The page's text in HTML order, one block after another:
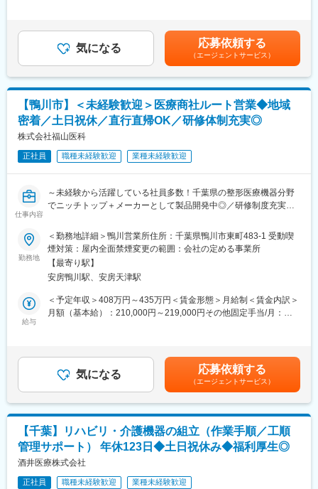
営業組織全体で約70名です。20代・30代の割合が約53％。旭営業
所は8名が在籍。
※営業職の多くが異業種からの転職者です。入社後の研修と現場で
のサポート体制により、着実に専門知識を身につけて活躍してい
ます。
■研修体制について
ご入社後はOJTや研修を通して、3年を目安に独り立ち頂きます。
社内研修では、３段階に研修内容を分け、やれることや覚えるこ
とを徐々に増やしていくという形をとっています。ステップが1つ
きません。
絶対に止めない」責任感や使命をもって、社会貢献頂けます。
＜具体的には・・＞
・病院へ医療機器の納品作業
・手術後に使用しなかった機器の回収
・手術内容や患者さんに合わせた機器の提案 等
・メーカーに連絡して使用予定の機器の手配
・機器返却のための梱包・配送
※担当施設数は、大きい病院の場合は1施設程、中小規模であれば
2~4施設を担当
■研修体制について
入社後は約3年の育成期間を設けていますので、営業未経験の方で
も安心してチャレンジできる環境です◎
ていくステップアップ制度をとっています。ステップが1つ上がる
ごとに、営業能力手当を１万円付与（最大３万円）しています。
千葉本社は25名が在籍。（営業全体で約70名在籍）
20代・30代の割合が過半数を占めています。
■働き方
定時は9時～18時です。業務に合わせて自由度高く働いていま
す。9時から病院内での業務を開始することができるよう8:30に出
勤し、17時半に退社するスタッフが多いです。
※直行直帰も可能で、社用車を貸与いたします。
※残業時間は月20時間以内のスタッフが多く、プライベートと両
立頂きながら勤務可能です。
無＞有＜残業手当＞有＜給与補足＞■賞与：年2回（3か月分※実績
次第）■昇給：有 賃金はあくまでも目安の金額であり、選考を通
じて上下する可能性があります。月給(月額)は固定手当を含めた表
記です。
気になる 応募依頼する
（エージェントサービス）
【鴨川市】＜未経験歓迎＞医療商社ルート営業◆地域
密着／土日祝休／直行直帰OK／研修体制充実◎
株式会社福山医科
正社員 職種未経験歓迎 業種未経験歓迎
仕事内容
～未経験から活躍している社員多数！千葉県の整形医療機器分野
でニッチトップ＋メーカーとして製品開発中◎／研修制度充実／
■業務概要
すでにお取引がある病院に対して、手術の器具を届けるルート営
業です。
社内には未経験から入社している人が多く、
医師や患者様を間接的に助けることができやりがいを感じること
ができるお仕事です。
ドクターお一人おひとりにしっかり寄り添い、長くお付き合いで
標値として数値を掲げています。
■詳細
担当施設数は、大きい病院の場合は1施設程、中小規模であれば
2~4施設を担当頂きます。手術への立ち合いは発生しません。
＜院内業務＞
・納品作業
・手術のオーダーに合わせたドクターと打ち合わせ
勤務地
＜勤務地詳細＞鴨川営業所住所：千葉県鴨川市東町483-1 受動喫
煙対策：屋内全面禁煙変更の範囲：会社の定める事業所
【最寄り駅】
安房鴨川駅、安房天津駅
給与
＜予定年収＞408万円～435万円＜賃金形態＞月給制＜賃金内訳＞
月額（基本給）：210,000円～219,000円その他固定手当/月：
無＞有＜残業手当＞有＜給与補足＞■賞与：年2回（3か月分※実績
次第）■昇給：有 ■その他固定手当の内訳 営業能力手当、調整手
当、特別手当賃金はあくまでも目安の金額であり、選考を通じて
上下する可能性があります。月給(月額)は固定手当を含めた表記で
す。
気になる 応募依頼する
（エージェントサービス）
【千葉】リハビリ・介護機器の組立（作業手順／工順
管理サポート） 年休123日◆土日祝休み◆福利厚生◎
酒井医療株式会社
正社員 職種未経験歓迎 業種未経験歓迎